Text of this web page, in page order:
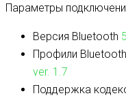
Параметры
Версия Bluetooth
Профили Bluetooth
ver. 1.7
Поддержка